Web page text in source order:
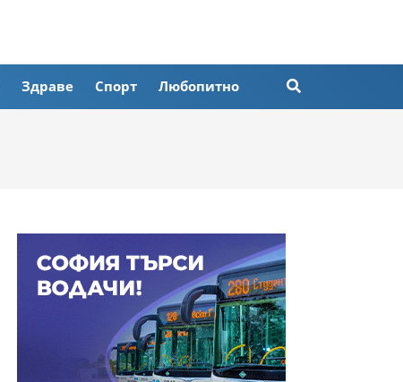
Здраве Спорт Любопитно